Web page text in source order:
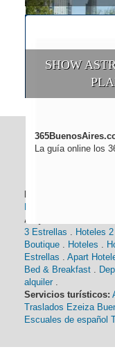
SHOW
La guía online los
Alojamiento:
3 Estrellas . Hoteles
Boutique . Hoteles .
Estrellas . Apart
Bed & Breakfast .
alquiler .
Servicios turísticos:
Traslados Ezeiza
Escuales de español